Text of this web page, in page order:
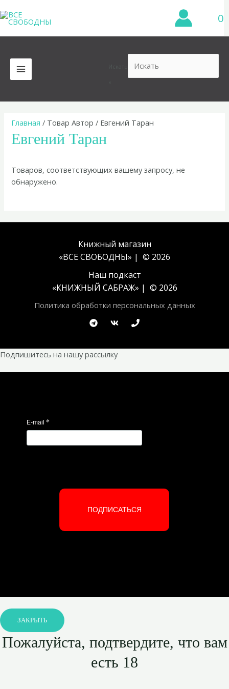
к
содержимому
0
MAIN
MENU
Главная / Товар Автор / Евгений Таран
Евгений Таран
Товаров, соответствующих вашему запросу, не
обнаружено.
Книжный магазин
«ВСЕ СВОБОДНЫ» | © 2026
Наш подкаст
«КНИЖНЫЙ САБРАЖ» | © 2026
Политика обработки персональных данных
Подпишитесь на нашу рассылку
E-mail *
ПОДПИСАТЬСЯ
ЗАКРЫТЬ
Пожалуйста, подтвердите, что вам
есть 18